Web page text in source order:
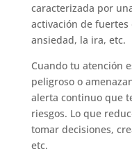
caracterizada por
activación de fuertes
ansiedad, la ira, etc.
Cuando tu atención
peligroso o
alerta continuo que
riesgos. Lo que
tomar decisiones,
etc.